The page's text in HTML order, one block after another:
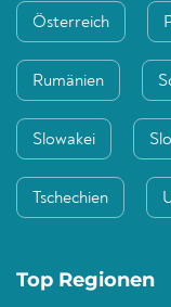
Österreich
Rumänien
Slowakei
Tschechien
Top Regionen